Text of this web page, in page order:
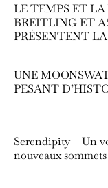
LE TEMPS ET LA
BREITLING ET
PRÉSENTENT
UNE
PESANT
Serendipity – Un
nouveaux sommets